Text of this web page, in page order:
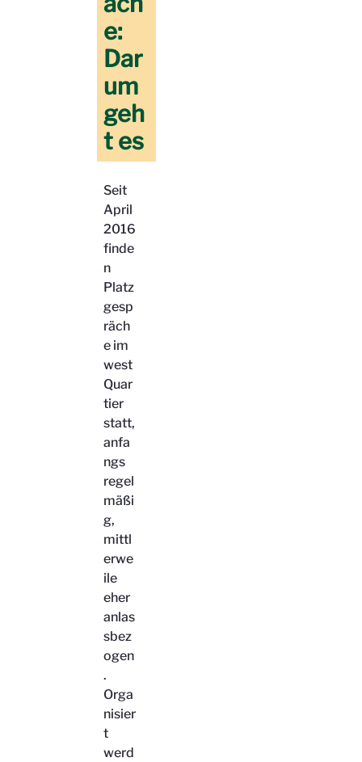
e:
Dar
um
geh
t es
Seit
April
2016
finde
n
Platz
gesp
räch
e im
west
Quar
tier
statt,
anfa
ngs
regel
mäßi
g,
mittl
erwe
ile
eher
anlas
sbez
ogen
.
Orga
nisier
t
werd